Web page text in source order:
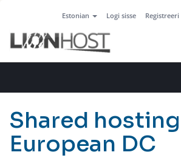
Estonian Logi sisse Registreeri
Shared hosting
European DC